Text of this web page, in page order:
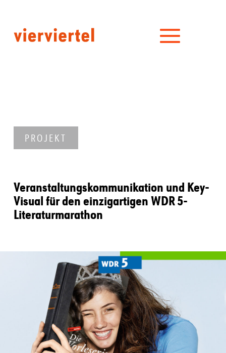
PROJEKT
Veranstaltungskommunikation und Key-
Visual für den einzigartigen WDR 5-
Literaturmarathon